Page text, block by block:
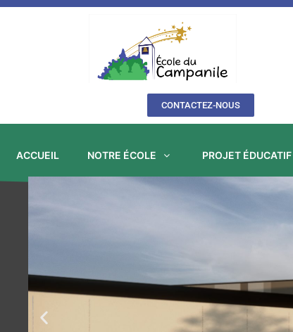
Aller
CONTACTEZ-NOUS
ACCUEIL NOTRE ÉCOLE PROJET ÉDUCATIF